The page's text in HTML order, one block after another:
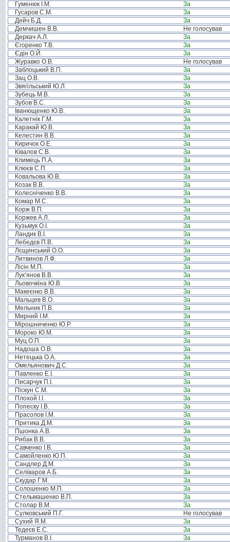
Гуменюк І.М.
За
Гусаров С.М.
За
Дейч Б.Д.
За
Демчишен В.В.
Не голосував
Деркач А.Л.
За
Єгоренко Т.В.
За
Єдін О.Й.
За
Журавко О.В.
Не голосував
Заблоцький В.П.
За
Зац О.В.
За
Звягільський Ю.Л.
За
Зубець М.В.
За
Зубов В.С.
За
Іванющенко Ю.В.
За
Калетнік Г.М.
За
Каракай Ю.В.
За
Келестин В.В.
За
Киричок О.Е.
За
Ківалов С.В.
За
Климець П.А.
За
Клюєв С.П.
За
Ковальова Ю.В.
За
Козак В.В.
За
Колесніченко В.В.
За
Комар М.С.
За
Корж В.П.
За
Коржев А.Л.
За
Кузьмук О.І.
За
Ландик В.І.
За
Лебедєв П.В.
За
Лєщинський О.О.
За
Литвинов Л.Ф.
За
Лісін М.П.
За
Лук’янов В.В.
За
Льовочкіна Ю.В.
За
Макеєнко В.В.
За
Мальцев В.О.
За
Мельник П.В.
За
Мирний І.М.
За
Мірошниченко Ю.Р.
За
Мороко Ю.М.
За
Муц О.П.
За
Надоша О.В.
За
Нетецька О.А.
За
Омельянович Д.С.
За
Павленко Е.І.
За
Писарчук П.І.
За
Піскун С.М.
За
Плохой І.І.
За
Попеску І.В.
За
Прасолов І.М.
За
Притика Д.М.
За
Пшонка А.В.
За
Рибак В.В.
За
Савченко І.В.
За
Самойленко Ю.П.
За
Сандлер Д.М.
За
Селіваров А.Б.
За
Скудар Г.М.
За
Солошенко М.П.
За
Стельмашенко В.П.
За
Столар В.М.
За
Сулковський П.Г.
Не голосував
Сухий Я.М.
За
Тедеєв Е.С.
За
Турманов В.І.
За